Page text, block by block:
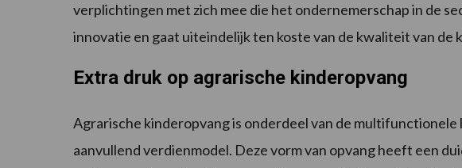
verplichtingen met zich mee die het ondernemerschap in de
innovatie en gaat uiteindelijk ten koste van de kwaliteit van de
Extra druk op agrarische kinderopvang
Agrarische kinderopvang is onderdeel van de
aanvullend verdienmodel. Deze vorm van opvang heeft een